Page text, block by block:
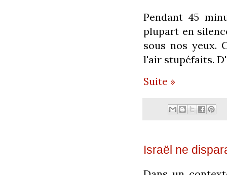
Pendant 45
plupart en
sous nos yeux.
l'air stupéfaits.
Suite »
Israël ne